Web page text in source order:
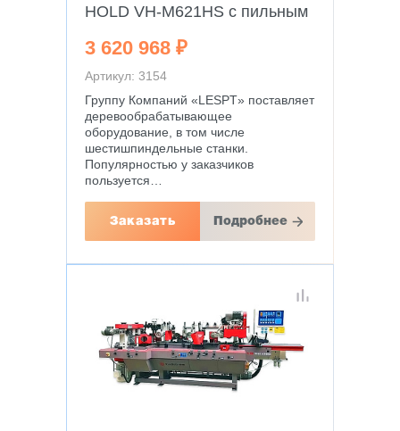
HOLD VH-M621HS с пильным
3 620 968 ₽
Артикул: 3154
Группу Компаний «LESPT» поставляет
деревообрабатывающее
оборудование, в том числе
шестишпиндельные станки.
Популярностью у заказчиков
пользуется…
Заказать Подробнее